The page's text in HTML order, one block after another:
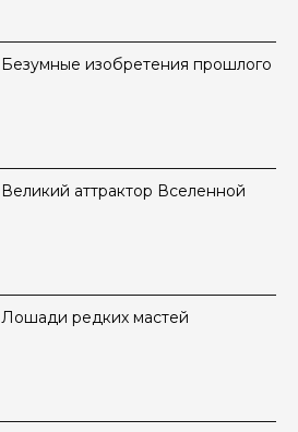
Безумные изобретения прошлого
Великий аттрактор Вселенной
Лошади редких мастей